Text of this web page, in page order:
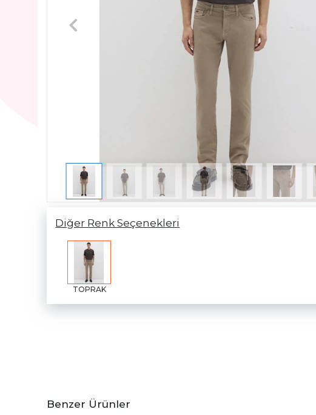
Diğer Renk Seçenekleri
TOPRAK
Benzer Ürünler